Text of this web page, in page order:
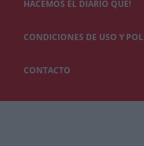
HACEMOS EL DIARIO QUÉ!
CONDICIONES DE USO Y
CONTACTO